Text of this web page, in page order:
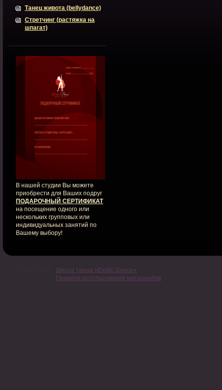
Танец живота (bellydance)
Стретчинг (растяжка на
шпагат)
В нашей студии Вы можете
приобрести для Ваших подруг
ПОДАРОЧНЫЙ СЕРТИФИКАТ
на посещение одного или
нескольких групповых или
индивидуальных занятий по
Вашему выбору!
Школа танца «Exotic Dance»
Правила использования материалов